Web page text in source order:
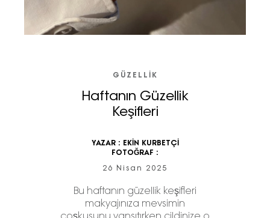
GÜZELLIK
Haftanın Güzellik
Keşifleri
YAZAR : EKİN KURBETÇİ
FOTOĞRAF :
26 Nisan 2025
Bu haftanın güzellik keşifleri
makyajınıza mevsimin